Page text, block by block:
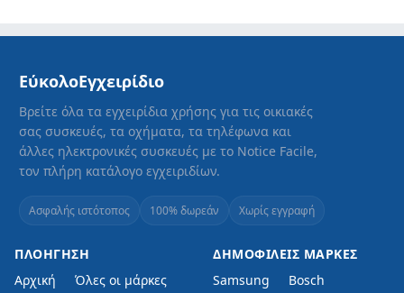
ΕύκολοΕγχειρίδιο
Βρείτε όλα τα εγχειρίδια χρήσης για τις οικιακές
σας συσκευές, τα οχήματα, τα τηλέφωνα και
άλλες ηλεκτρονικές συσκευές με το Notice Facile,
τον πλήρη κατάλογο εγχειριδίων.
Ασφαλής ιστότοπος 100% δωρεάν Χωρίς εγγραφή
ΠΛΟΉΓΗΣΗ
Αρχική
Όλες οι μάρκες
ΔΗΜΟΦΙΛΕΊΣ ΜΆΡΚΕΣ
Samsung
Bosch